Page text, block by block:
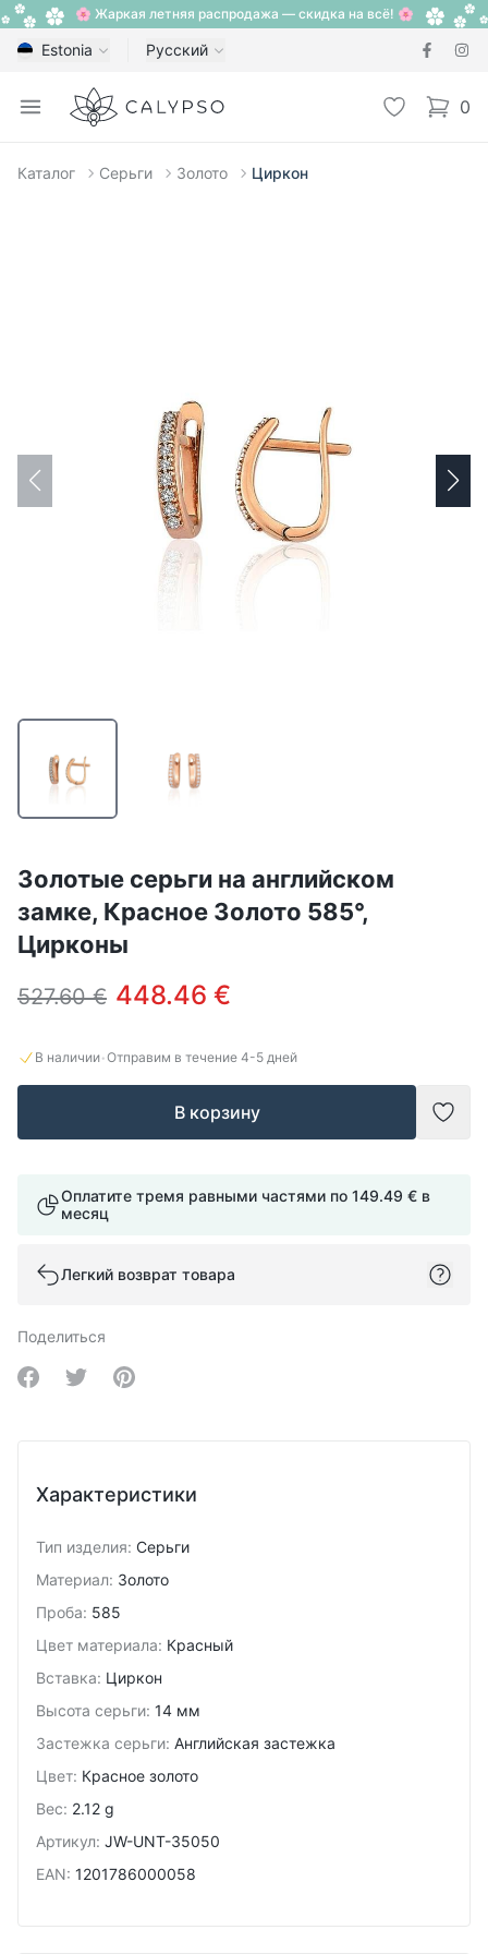
🌸 Жаркая летняя распродажа — скидка на всё! 🌸
Estonia Русский
Open menu
Calypso Избранное
0
items
Каталог Серьги Золото Циркон
Золотые серьги на английском
замке, Красное Золото 585°,
Цирконы
527.60 € 448.46 €
В наличии·Отправим в течение 4-5 дней
В корзину
Оплатите тремя равными частями по 149.49 € в
месяц
Легкий возврат товара
Поделиться
Share on Facebook
Share on Twitter
Share on Pinterest
Характеристики
Тип изделия: Серьги
Материал: Золото
Проба: 585
Цвет материала: Красный
Вставка: Циркон
Высота серьги: 14 мм
Застежка серьги: Английская застежка
Цвет: Красное золото
Вес: 2.12 g
Артикул: JW-UNT-35050
EAN: 1201786000058